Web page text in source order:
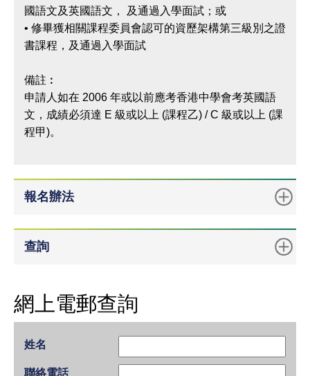
國語文及英國語文， 及通過入學面試；或
• 修畢獲相關課程委員會認可的資歷架構第三級別之證
書課程，及通過入學面試
備註︰
申請人如在 2006 年或以前應考香港中學會考英國語
文，成績必須達 E 級或以上 (課程乙) / C 級或以上 (課
程甲)。
報名辦法
查詢
網上電郵查詢
姓名
聯絡電話